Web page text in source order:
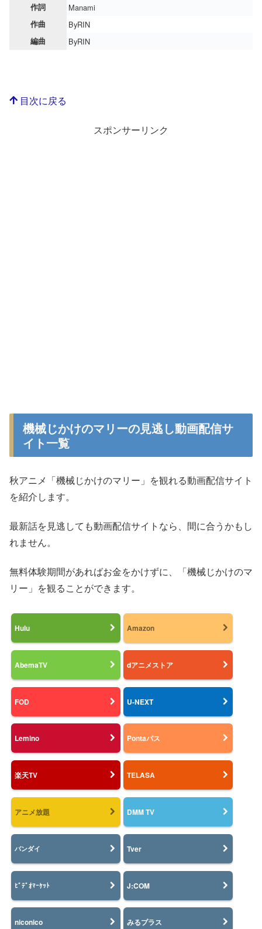
作詞 Manami
作曲 ByRIN
編曲 ByRIN
目次に戻る
スポンサーリンク
機械じかけのマリーの見逃し動画配信サ
イト一覧
秋アニメ「機械じかけのマリー」を観れる動画配信サイト
を紹介します。
最新話を見逃しても動画配信サイトなら、間に合うかもし
れません。
無料体験期間があればお金をかけずに、「機械じかけのマ
リー」を観ることができます。
Hulu Amazon
AbemaTV dアニメストア
FOD U-NEXT
Lemino Pontaパス
楽天TV TELASA
アニメ放題 DMM TV
バンダイ Tver
ﾋﾞﾃﾞｵﾏｰｹｯﾄ J:COM
niconico みるプラス